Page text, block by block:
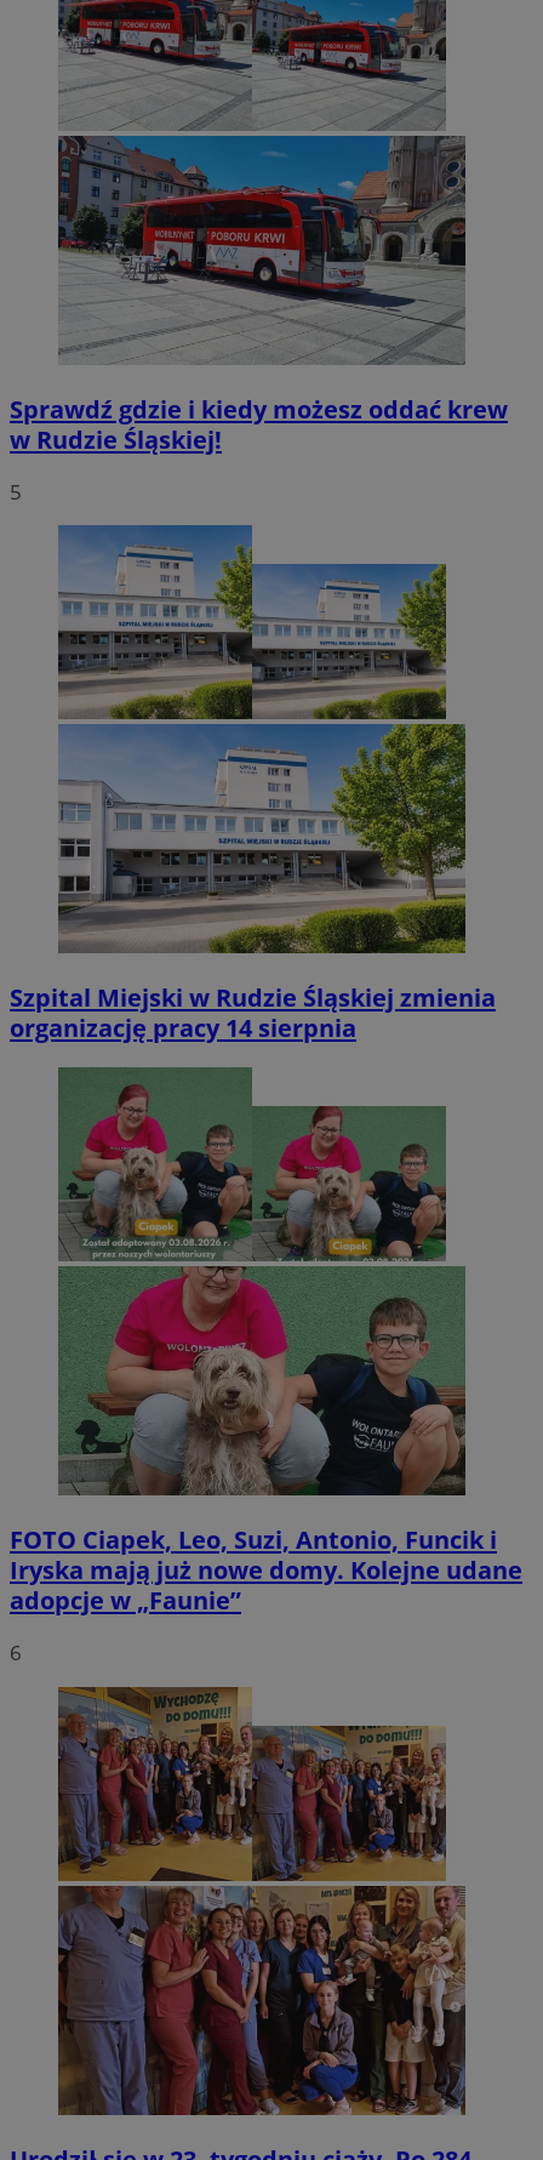
Sprawdź gdzie i kiedy możesz oddać krew
w Rudzie Śląskiej!
5
Szpital Miejski w Rudzie Śląskiej zmienia
organizację pracy 14 sierpnia
FOTO Ciapek, Leo, Suzi, Antonio, Funcik i
Iryska mają już nowe domy. Kolejne udane
adopcje w „Faunie”
6